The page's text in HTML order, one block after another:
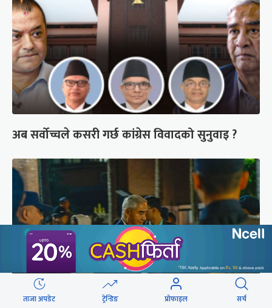
अब सर्वोच्चले कसरी गर्छ कांग्रेस विवादको सुनुवाइ ?
ताजा अपडेट ट्रेन्डिङ प्रोफाइल सर्च